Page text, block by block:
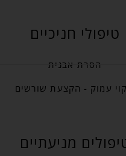
טיפולי חניכיים
הסרת אבנית
עמוק - הקצעת שורשים
מניעתיים